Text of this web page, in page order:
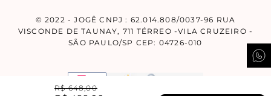
R$ 648,00
© 2022 - JOGÊ CNPJ : 62.014.808/0037-96 RUA
VISCONDE DE TAUNAY, 711 TÉRREO -VILA CRUZEIRO -
SÃO PAULO/SP CEP: 04726-010